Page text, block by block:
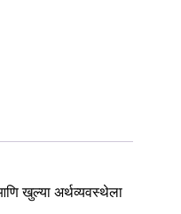
आणि खुल्या अर्थव्यवस्थेला